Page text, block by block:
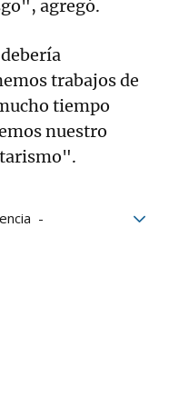
agregó.
trabajos de
tiempo
nuestro